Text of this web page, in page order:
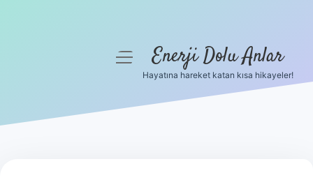
menüyüEnerji Dolu Anlar
Hayatına hareket katan kısa hikayeler!